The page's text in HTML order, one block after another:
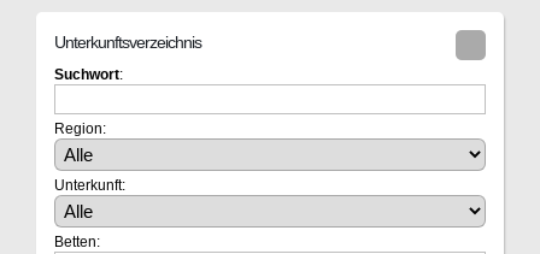
Unterkunftsverzeichnis
Suchwort:
Region:
Unterkunft:
Betten: